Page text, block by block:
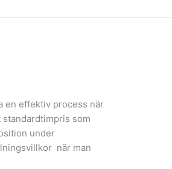
en effektiv process när
som
under
när man